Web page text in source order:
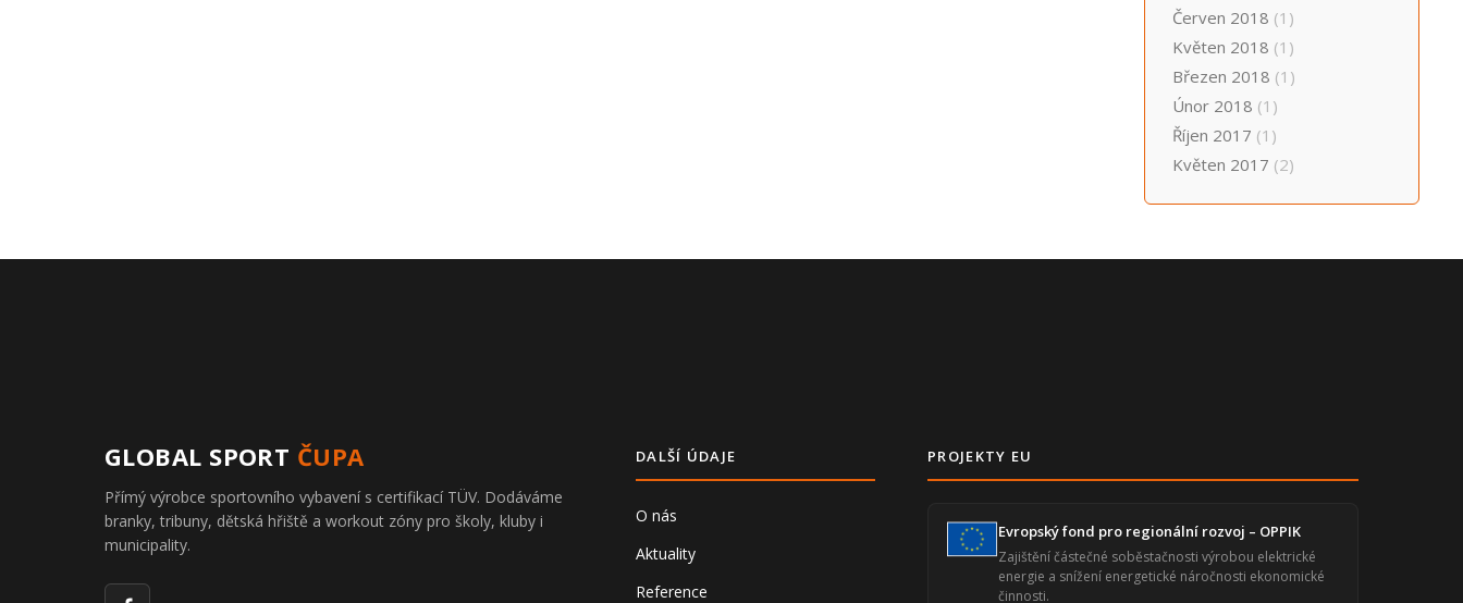
Červen 2018 (1)
Květen 2018 (1)
Březen 2018 (1)
Únor 2018 (1)
Říjen 2017 (1)
Květen 2017 (2)
GLOBAL SPORT ČUPA
Přímý výrobce sportovního vybavení s certifikací TÜV. Dodáváme
branky, tribuny, dětská hřiště a workout zóny pro školy, kluby i
municipality.
DALŠÍ ÚDAJE
O nás
Aktuality
Reference
PROJEKTY EU
Evropský fond pro regionální rozvoj – OPPIK
Zajištění částečné soběstačnosti výrobou elektrické
energie a snížení energetické náročnosti ekonomické
činnosti.